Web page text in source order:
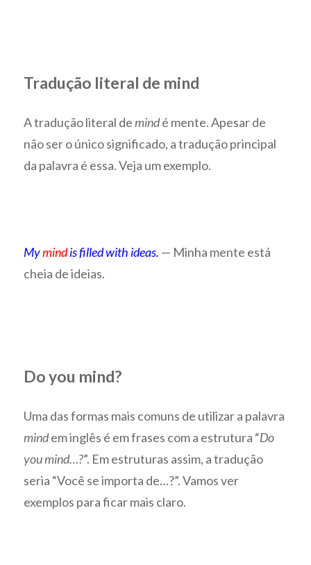
Tradução literal de mind
A tradução literal demindé mente. Apesar de
não ser o único significado, a tradução principal
da palavra é essa. Veja um exemplo.
Mymindis filled with ideas. — Minha mente está
cheia de ideias.
Do you mind?
Uma das formas mais comuns de utilizar a palavra
mindem inglês é em frases com a estrutura “Do
you mind…?”. Em estruturas assim, a tradução
seria “Você se importa de…?”. Vamos ver
exemplos para ficar mais claro.